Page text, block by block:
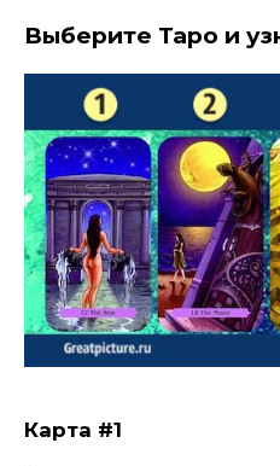
Выберите Таро и
Карта #1